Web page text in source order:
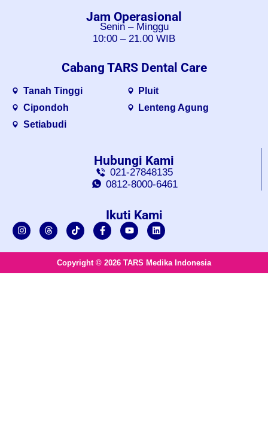
Jam Operasional
Senin – Minggu
10:00 – 21.00 WIB
Cabang TARS Dental Care
Tanah Tinggi
Cipondoh
Setiabudi
Pluit
Lenteng Agung
Hubungi Kami
021-27848135
0812-8000-6461
Ikuti Kami
Copyright © 2026 TARS Medika Indonesia